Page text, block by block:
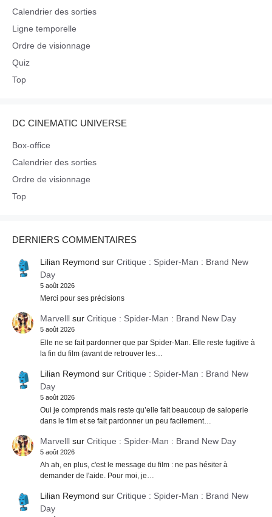
Calendrier des sorties
Ligne temporelle
Ordre de visionnage
Quiz
Top
DC CINEMATIC UNIVERSE
Box-office
Calendrier des sorties
Ordre de visionnage
Top
DERNIERS COMMENTAIRES
Lilian Reymond sur Critique : Spider-Man : Brand New
Day
5 août 2026
Merci pour ses précisions
Marvelllsur Critique : Spider-Man : Brand New Day
5 août 2026
Elle ne se fait pardonner que par Spider-Man. Elle reste fugitive à
la fin du film (avant de retrouver les…
Lilian Reymond sur Critique : Spider-Man : Brand New
Day
5 août 2026
Oui je comprends mais reste qu’elle fait beaucoup de saloperie
dans le film et se fait pardonner un peu facilement…
Marvelllsur Critique : Spider-Man : Brand New Day
5 août 2026
Ah ah, en plus, c'est le message du film : ne pas hésiter à
demander de l'aide. Pour moi, je…
Lilian Reymond sur Critique : Spider-Man : Brand New
Day